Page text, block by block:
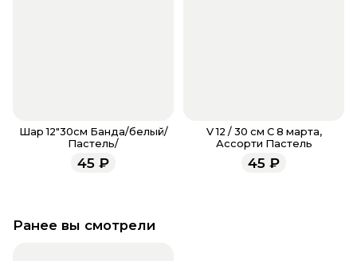
Шар 12"30см Банда/белый/
Пастель/
45 ₽
V 12 / 30 см С 8 марта,
Ассорти Пастель
45 ₽
Ранее вы смотрели